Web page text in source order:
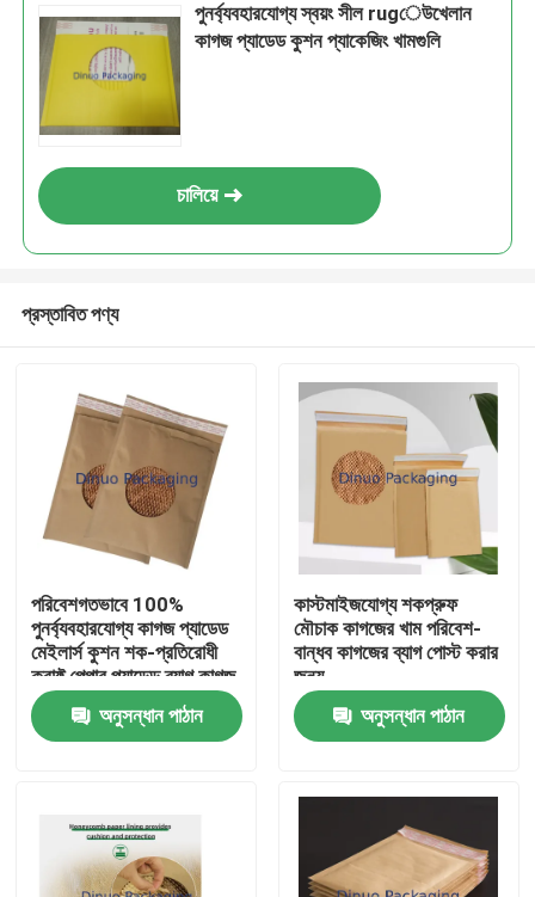
পুনর্ব্যবহারযোগ্য স্বয়ং সীল rugেউখেলান
কাগজ প্যাডেড কুশন প্যাকেজিং খামগুলি
চালিয়ে
প্রস্তাবিত পণ্য
পরিবেশগতভাবে 100%
পুনর্ব্যবহারযোগ্য কাগজ প্যাডেড
মেইলার্স কুশন শক-প্রতিরোধী
ক্রাফ্ট পেপার প্যাডেড ব্যাগ কাগজ
প্যাকেজিং
অনুসন্ধান পাঠান
কাস্টমাইজযোগ্য শকপ্রুফ
মৌচাক কাগজের খাম পরিবেশ-
বান্ধব কাগজের ব্যাগ পোস্ট করার
জন্য
অনুসন্ধান পাঠান